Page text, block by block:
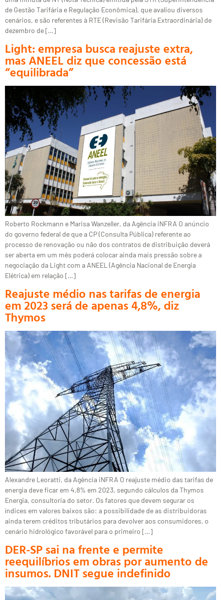
de Gestão Tarifária e Regulação Econômica), que avaliou diversos
cenários, e são referentes à RTE (Revisão Tarifária Extraordinária) de
dezembro de […]
Light: empresa busca reajuste extra,
mas ANEEL diz que concessão está
“equilibrada”
Roberto Rockmann e Marisa Wanzeller, da Agência iNFRA O anúncio
do governo federal de que a CP (Consulta Pública) referente ao
processo de renovação ou não dos contratos de distribuição deverá
ser aberta em um mês poderá colocar ainda mais pressão sobre a
negociação da Light com a ANEEL (Agência Nacional de Energia
Elétrica) em relação […]
Reajuste médio nas tarifas de energia
em 2023 será de apenas 4,8%, diz
Thymos
Alexandre Leoratti, da Agência iNFRA O reajuste médio das tarifas de
energia deve ficar em 4,8% em 2023, segundo cálculos da Thymos
Energia, consultoria do setor. Os fatores que devem segurar os
índices em valores baixos são: a possibilidade de as distribuidoras
ainda terem créditos tributários para devolver aos consumidores, o
cenário hidrológico favorável para o primeiro […]
DER-SP sai na frente e permite
reequilíbrios em obras por aumento de
insumos. DNIT segue indefinido